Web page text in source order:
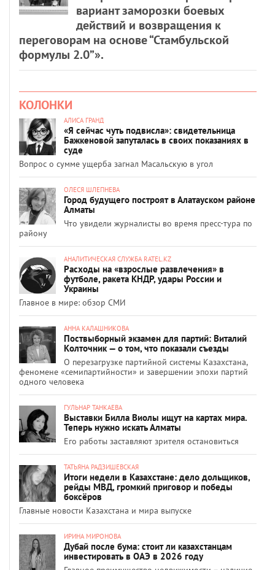
вариант заморозки боевых
действий и возвращения к
переговорам на основе “Стамбульской
формулы 2.0”».
КОЛОНКИ
АЛИСА ГРАНД
«Я сейчас чуть подвисла»: свидетельница
Бажкеновой запуталась в своих показаниях в
суде
Вопрос о сумме ущерба загнал Масальскую в угол
ОЛЕСЯ ШЛЕПНЕВА
Город будущего построят в Алатауском районе
Алматы
Что увидели журналисты во время пресс-тура по
району
АНАЛИТИЧЕСКАЯ СЛУЖБА RATEL.KZ
Расходы на «взрослые развлечения» в
футболе, ракета КНДР, удары России и
Украины
Главное в мире: обзор СМИ
АННА КАЛАШНИКОВА
Поствыборный экзамен для партий: Виталий
Колточник — о том, что показали съезды
О перезагрузке партийной системы Казахстана,
феномене «семипартийности» и завершении эпохи партий
одного человека
ГУЛЬНАР ТАНКАЕВА
Выставки Билла Виолы ищут на картах мира.
Теперь нужно искать Алматы
Его работы заставляют зрителя остановиться
ТАТЬЯНА РАДЗИШЕВСКАЯ
Итоги недели в Казахстане: дело дольщиков,
рейды МВД, громкий приговор и победы
боксёров
Главные новости Казахстана и мира выпуске
ИРИНА МИРОНОВА
Дубай после бума: стоит ли казахстанцам
инвестировать в ОАЭ в 2026 году